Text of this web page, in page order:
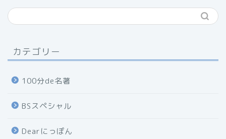
カテゴリー
100分de名著
BSスペシャル
Dearにっぽん